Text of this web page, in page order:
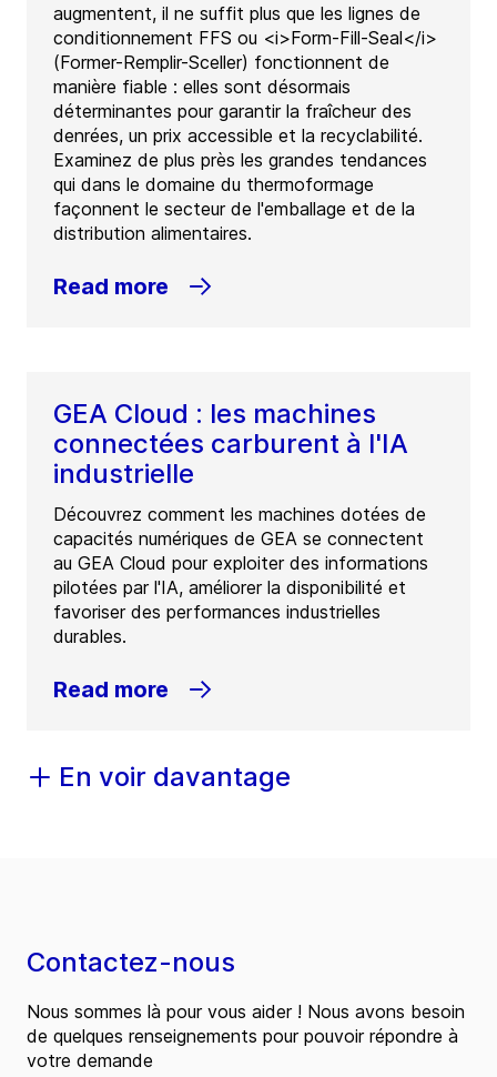
augmentent, il ne suffit plus que les lignes de
conditionnement FFS ou <i>Form-Fill-Seal</i>
(Former-Remplir-Sceller) fonctionnent de
manière fiable : elles sont désormais
déterminantes pour garantir la fraîcheur des
denrées, un prix accessible et la recyclabilité.
Examinez de plus près les grandes tendances
qui dans le domaine du thermoformage
façonnent le secteur de l'emballage et de la
distribution alimentaires.
Read more
GEA Cloud : les machines
connectées carburent à l'IA
industrielle
Découvrez comment les machines dotées de
capacités numériques de GEA se connectent
au GEA Cloud pour exploiter des informations
pilotées par l'IA, améliorer la disponibilité et
favoriser des performances industrielles
durables.
Read more
En voir davantage
Contactez-nous
Nous sommes là pour vous aider ! Nous avons besoin
de quelques renseignements pour pouvoir répondre à
votre demande